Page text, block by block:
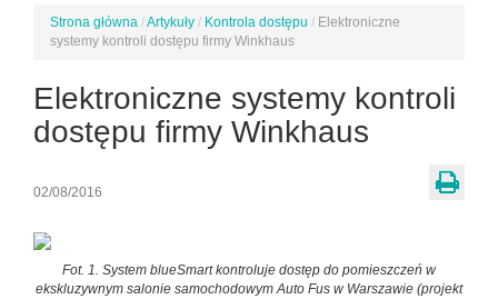
Jesteś
tutaj
Strona główna /Artykuły / Kontrola dostępu / Elektroniczne
systemy kontroli dostępu firmy Winkhaus
Elektroniczne systemy kontroli
dostępu firmy Winkhaus
02/08/2016
Fot. 1. System blueSmart kontroluje dostęp do pomieszczeń w
ekskluzywnym salonie samochodowym Auto Fus w Warszawie (projekt